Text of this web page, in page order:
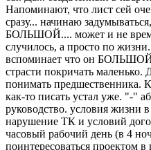
Напоминают, что лист сей
сразу... начинаю
БОЛЬШОЙ.... может и не
случилось, а просто по
вспоминает что он БОЛЬШОЙ
страсти покричать
понимать предшественника.
как-то писать устал уже. "-"
руководство. условия жизни
нарушение ТК и условий
часовый рабочий день (в 4
поинтересоваться проектом